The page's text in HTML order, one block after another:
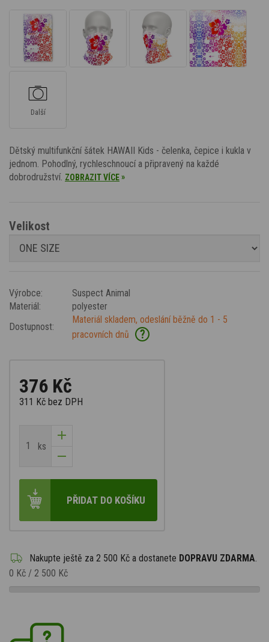
Další
Dětský multifunkční šátek HAWAII Kids - čelenka, čepice i kukla v
jednom. Pohodlný, rychleschnoucí a připravený na každé
dobrodružství. ZOBRAZIT VÍCE»
Velikost
Výrobce:
Suspect Animal
Materiál:
polyester
Dostupnost:
Materiál skladem, odeslání běžně do 1 - 5
pracovních dnů
?
376 Kč
311 Kč bez DPH
ks
PŘIDAT DO KOŠÍKU
Nakupte ještě za 2 500 Kč a dostanete DOPRAVU ZDARMA
0 Kč / 2 500 Kč